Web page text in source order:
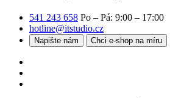
541 243 658 Po – Pá: 9:00 – 17:00
hotline@itstudio.cz
Napište nám Chci e-shop na míru